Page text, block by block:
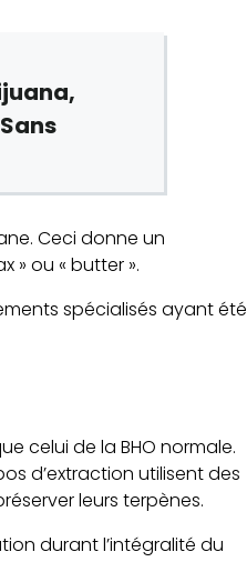
Ceci donne un
» ou « butter ».
spécialisés ayant été
celui de la BHO normale.
d’extraction utilisent des
leurs terpènes.
durant l’intégralité du